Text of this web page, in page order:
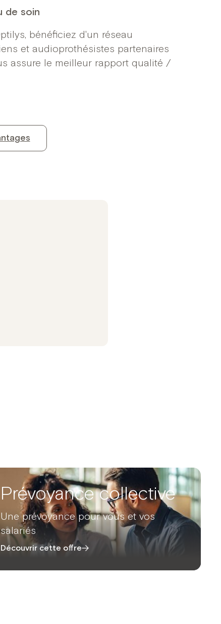
de soin
bénéficiez d'un réseau
et audioprothésistes partenaires
assure le meilleur rapport qualité /
Prévoyance collective
Une prévoyance pour vous et vos
salariés
Découvrir cette offre